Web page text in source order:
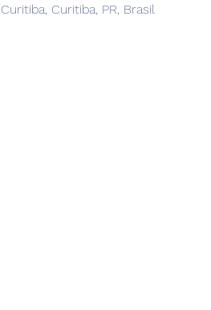
Curitiba, Curitiba, PR, Brasil